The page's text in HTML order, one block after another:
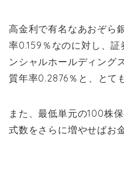
高金利で有名なあおぞら
率0.159％なのに対し、
ンシャルホールディング
質年率0.2876％と、とて
また、最低単元の100株
式数をさらに増やせばお